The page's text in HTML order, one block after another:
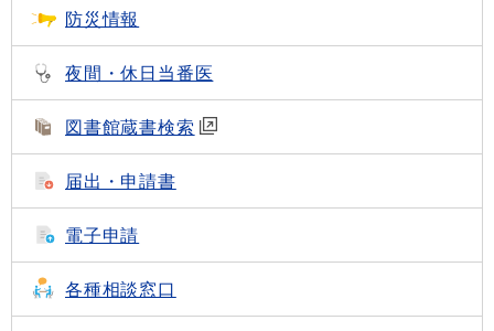
防災情報
夜間・休日当番医
図書館蔵書検索
届出・申請書
電子申請
各種相談窓口